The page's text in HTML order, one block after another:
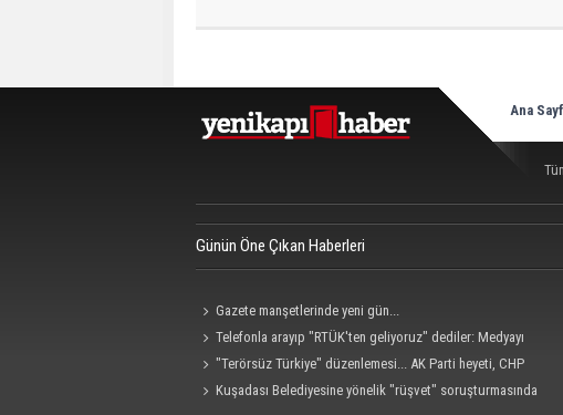
Ana
Günün Öne Çıkan Haberleri
Gazete manşetlerinde yeni gün...
Telefonla arayıp "RTÜK'ten geliyoruz" dediler: Medyayı
hedef alan akılalmaz tuzak ifşa oldu
"Terörsüz Türkiye" düzenlemesi... AK Parti heyeti, CHP
Grubu ile görüştü
Kuşadası Belediyesine yönelik "rüşvet" soruşturmasında